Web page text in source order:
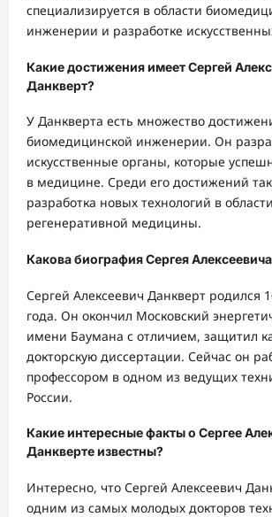
специализируется в области
инженерии и разработке
Какие достижения имеет Сергей
Данкверт?
У Данкверта есть множество
биомедицинской инженерии. Он
искусственные органы, которые
в медицине. Среди его достижений
разработка новых технологий в области
регенеративной медицины.
Какова биография Сергея
Сергей Алексеевич Данкверт родился
года. Он окончил Московский
имени Баумана с отличием, защитил
докторскую диссертации. Сейчас он
профессором в одном из ведущих
России.
Какие интересные факты о Сергее
Данкверте известны?
Интересно, что Сергей Алексеевич
одним из самых молодых докторов